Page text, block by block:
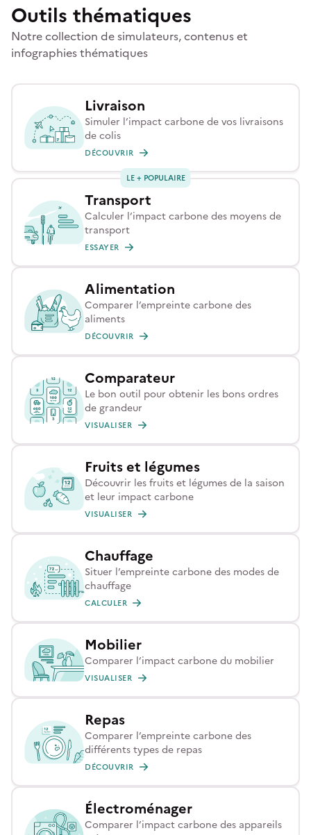
Outils thématiques
Notre collection de simulateurs, contenus et
infographies thématiques
Livraison
Simuler l’impact carbone de vos livraisons
de colis
DÉCOUVRIR
LE + POPULAIRE
Transport
Calculer l’impact carbone des moyens de
transport
ESSAYER
Alimentation
Comparer l’empreinte carbone des
aliments
DÉCOUVRIR
Comparateur
Le bon outil pour obtenir les bons ordres
de grandeur
VISUALISER
Fruits et légumes
Découvrir les fruits et légumes de la saison
et leur impact carbone
VISUALISER
Chauffage
Situer l’empreinte carbone des modes de
chauffage
CALCULER
Mobilier
Comparer l’impact carbone du mobilier
VISUALISER
Repas
Comparer l’empreinte carbone des
différents types de repas
DÉCOUVRIR
Électroménager
Comparer l’impact carbone des appareils